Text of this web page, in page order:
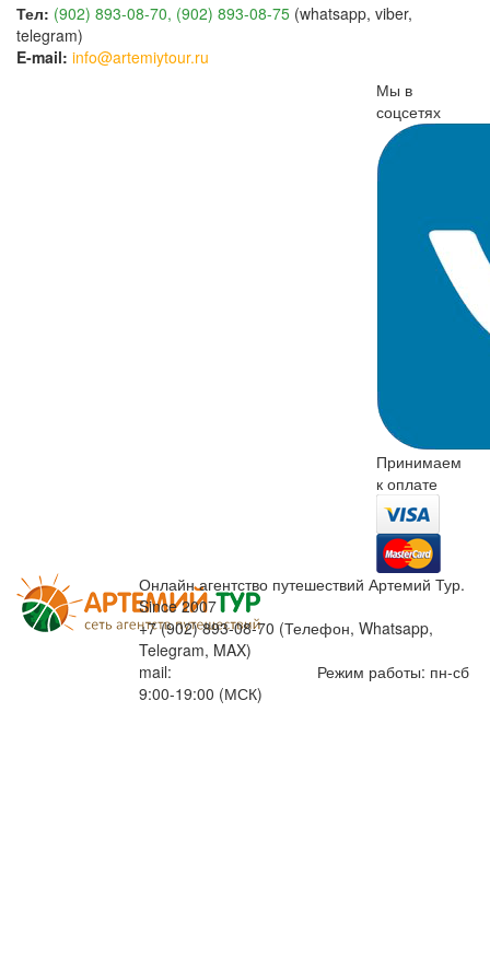
Тел: (902) 893-08-70, (902) 893-08-75 (whatsapp, viber,
telegram)
E-mail: info@artemiytour.ru
Мы в
соцсетях
Принимаем
к оплате
Онлайн агентство путешествий Артемий Тур.
Since 2007
+7 (902) 893-08-70 (Телефон, Whatsapp,
Telegram, MAX)
mail:
Режим работы: пн-сб
9:00-19:00 (МСК)